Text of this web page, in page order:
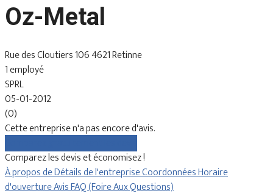
Oz-Metal
Rue des Cloutiers 106 4621 Retinne
1 employé
SPRL
05-01-2012
(0)
Cette entreprise n'a pas encore d'avis.
Comparez les devis et économisez !
À propos deDétails de l'entrepriseCoordonnéesHoraire
d'ouvertureAvisFAQ (Foire Aux Questions)